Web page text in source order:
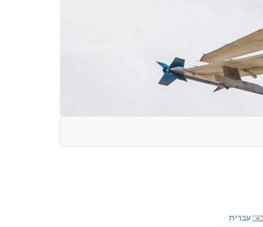
עברית